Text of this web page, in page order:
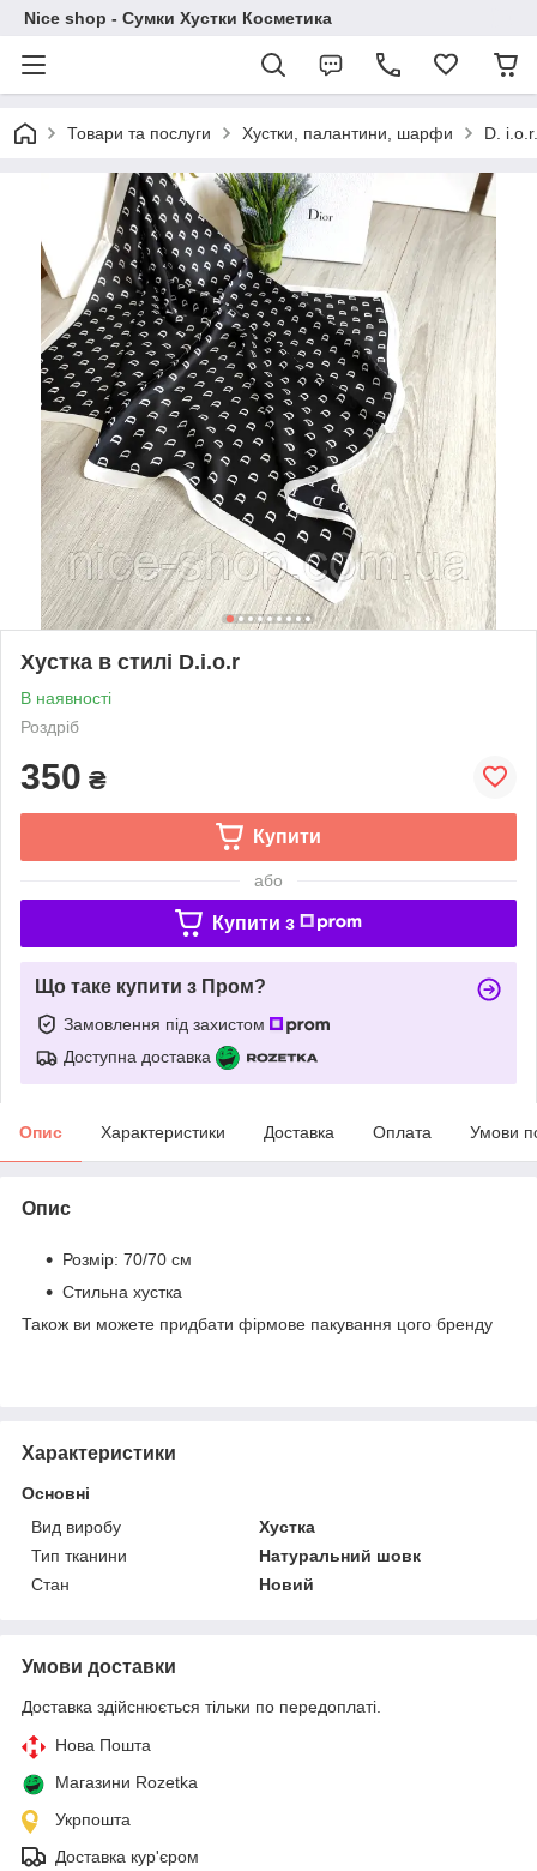
Nice shop - Сумки Хустки Косметика
Товари та послуги Хустки, палантини, шарфи D. i.o.r.
Хустка в стилі D.i.o.r
В наявності
Роздріб
350 ₴
Купити
або
Купити з
Що таке купити з Пром?
Замовлення під захистом
Доступна доставка
Опис Характеристики Доставка Оплата Умови
Опис
Розмір: 70/70 см
Стильна хустка
Також ви можете придбати фірмове пакування цого бренду
Характеристики
Основні
Вид виробу
Хустка
Тип тканини
Натуральний шовк
Стан
Новий
Умови доставки
Доставка здійснюється тільки по передоплаті.
Нова Пошта
Магазини Rozetka
Укрпошта
Доставка кур'єром